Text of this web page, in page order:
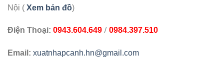
Nội ( Xem bản đồ)
Điện Thoại: 0943.604.649 / 0984.397.510
Email: xuatnhapcanh.hn@gmail.com